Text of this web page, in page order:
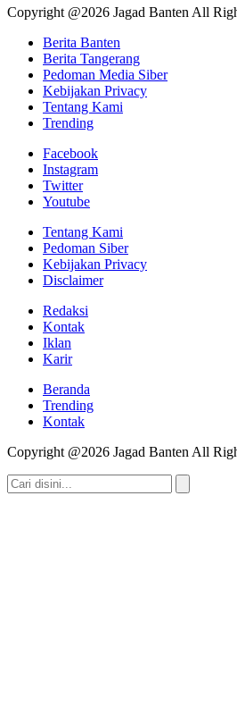
Copyright @2026 Jagad Banten All
Berita Banten
Berita Tangerang
Pedoman Media Siber
Kebijakan Privacy
Tentang Kami
Trending
Facebook
Instagram
Twitter
Youtube
Tentang Kami
Pedoman Siber
Kebijakan Privacy
Disclaimer
Redaksi
Kontak
Iklan
Karir
Beranda
Trending
Kontak
Copyright @2026 Jagad Banten All